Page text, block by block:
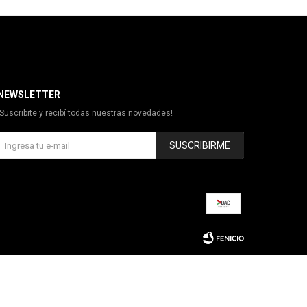
y recibí todas nuestras novedades!
SUSCRIBIRME